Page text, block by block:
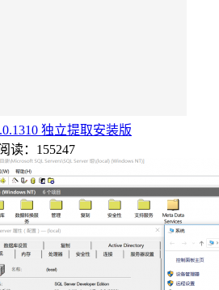
独立提取安装版
读：155247